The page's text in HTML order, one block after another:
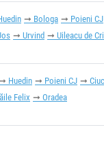
Bologa Poieni CJ
Urvind Uileacu de
Huedin Poieni CJ
Felix Oradea